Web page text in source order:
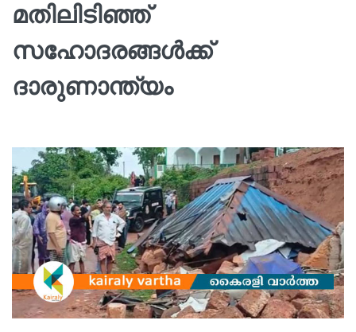
മതിലിടിഞ്ഞ്
സഹോദരങ്ങൾക്ക്
ദാരുണാന്ത്യം